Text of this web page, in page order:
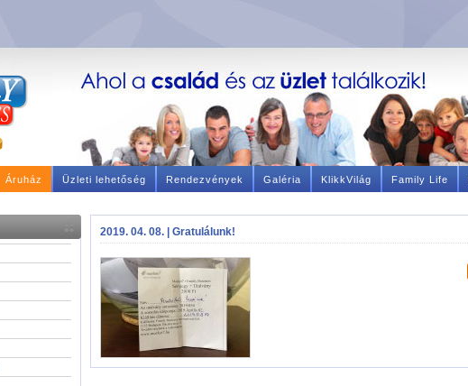
Áruház Üzleti lehetőség Rendezvények Galéria KlikkVilág Family Life
2019. 04. 08. | Gratulálunk!